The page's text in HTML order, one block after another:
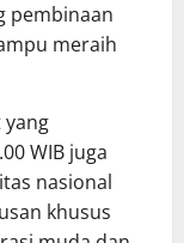
pembinaan
meraih
yang
WIB juga
nasional
khusus